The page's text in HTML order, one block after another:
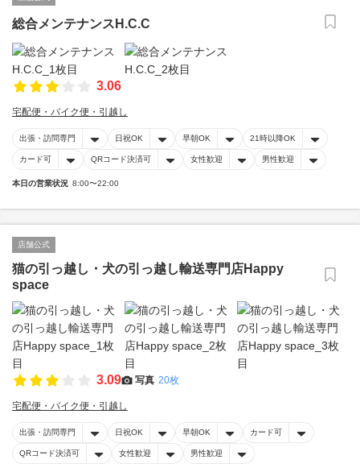
総合メンテナンスH.C.C
3.06
宅配便・バイク便・引越し
出張・訪問専門 日祝OK 早朝OK 21時以降OK
カード可 QRコード決済可 女性歓迎 男性歓迎
本日の営業状況 8:00〜22:00
店舗公式
猫の引っ越し・犬の引っ越し輸送専門店Happy
space
3.09 写真 20枚
宅配便・バイク便・引越し
出張・訪問専門 日祝OK 早朝OK カード可
QRコード決済可 女性歓迎 男性歓迎